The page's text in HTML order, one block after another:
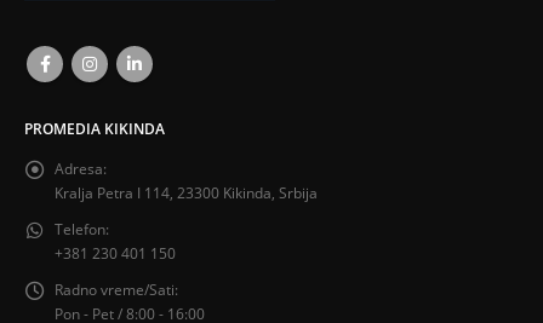
PROMEDIA KIKINDA
Adresa:
Kralja Petra I 114, 23300 Kikinda, Srbija
Telefon:
+381 230 401 150
Radno vreme/Sati:
Pon - Pet / 8:00 - 16:00